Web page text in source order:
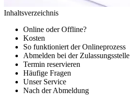
Inhaltsverzeichnis
Online oder Offline?
Kosten
So funktioniert der Onlineprozess
Abmelden bei der Zulassungsstelle
Termin reservieren
Häufige Fragen
Unser Service
Nach der Abmeldung